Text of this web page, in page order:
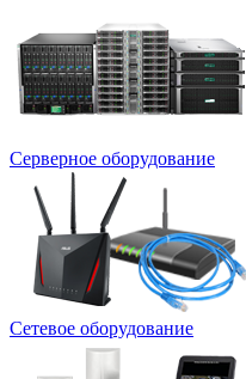
Серверное оборудование
Сетевое оборудование